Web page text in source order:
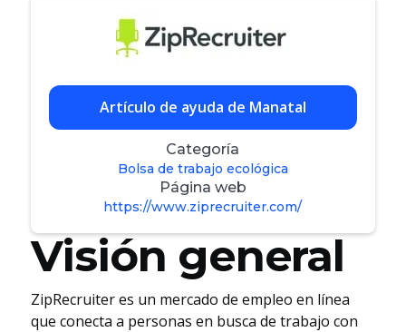
Artículo de ayuda de Manatal
Categoría
Bolsa de trabajo ecológica
Página web
https://www.ziprecruiter.com/
Visión general
ZipRecruiter es un mercado de empleo en línea
que conecta a personas en busca de trabajo con